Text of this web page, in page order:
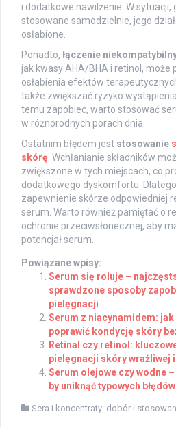
i dodatkowe nawilżenie. W sytuacji,
stosowane samodzielnie, jego
osłabione.
Ponadto, łączenie
jak kwasy AHA/BHA i retinol, może
osłabienia efektów
także zwiększać ryzyko
temu zapobiec, warto stosować
w różnorodnych porach dnia.
Ostatnim błędem jest stosowanie
skórę. Wchłanianie składników
zwiększone w tych miejscach, co
dodatkowego dyskomfortu.
zapewnienie skórze odpowiedniej
serum. Warto również pamiętać o
ochronie przeciwsłonecznej, aby
potencjał serum.
Powiązane wpisy:
Serum się roluje –
sprawdzone sposoby
pielęgnacji
Serum z niacynamidem:
poprawić kondycję skóry
Retinal czy retinol:
pielęgnacji skóry wrażliwej
Serum olejowe czy wodne
by uniknąć typowych
Sera i koncentraty: dobór i